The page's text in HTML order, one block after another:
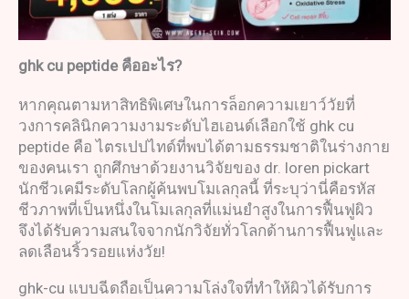
ghk cu peptide คืออะไร?
หากคุณตามหาสิทธิพิเศษในการล็อกความเยาว์วัยที่
วงการคลินิกความงามระดับไฮเอนด์เลือกใช้ ghk cu
peptide คือ ไตรเปปไทด์ที่พบได้ตามธรรมชาติในร่างกาย
ของคนเรา ถูกศึกษาด้วยงานวิจัยของ dr. loren pickart
นักชีวเคมีระดับโลกผู้ค้นพบโมเลกุลนี้ ที่ระบุว่านี่คือรหัส
ชีวภาพที่เป็นหนึ่งในโมเลกุลที่แม่นยำสูงในการฟื้นฟูผิว
จึงได้รับความสนใจจากนักวิจัยทั่วโลกด้านการฟื้นฟูและ
ลดเลือนริ้วรอยแห่งวัย!
ghk-cu แบบฉีดถือเป็นความโล่งใจที่ทำให้ผิวได้รับการ